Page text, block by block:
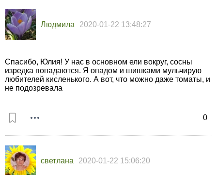
Людмила 2020-01-22 13:48:27
0
Спасибо, Юлия! У нас в основном ели вокруг, сосны
изредка попадаются. Я опадом и шишками мульчирую
любителей кисленького. А вот, что можно даже томаты, и
не подозревала
светлана 2020-01-22 15:06:20